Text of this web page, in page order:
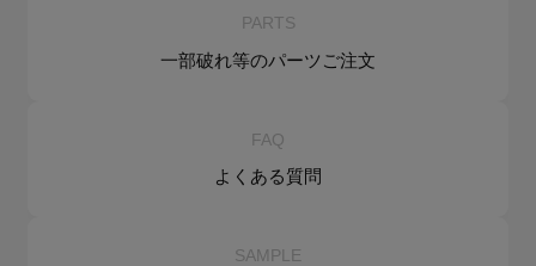
PARTS
一部破れ等のパーツご注文
FAQ
よくある質問
SAMPLE